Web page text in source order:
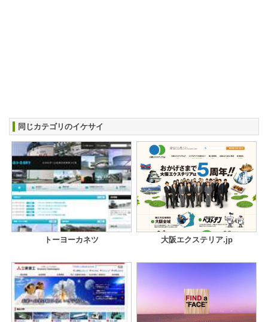
同じカテゴリのイケサイ
トーヨーカネツ 大阪エクステリア.jp